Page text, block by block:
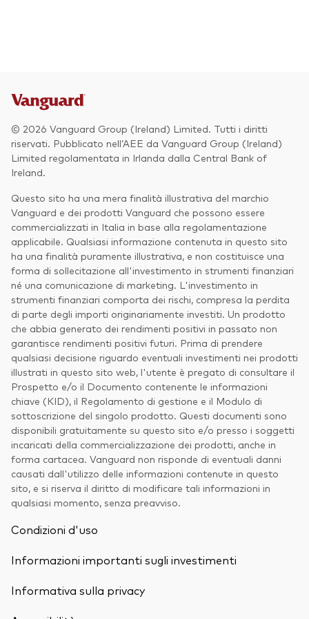
Attiva
Passiva
Documenti importanti
Investi con Vanguard
Prevenzione delle frodi
© 2026 Vanguard Group (Ireland) Limited. Tutti i diritti
riservati. Pubblicato nell’AEE da Vanguard Group (Ireland)
Limited regolamentata in Irlanda dalla Central Bank of
Ireland.
Questo sito ha una mera finalità illustrativa del marchio
Vanguard e dei prodotti Vanguard che possono essere
commercializzati in Italia in base alla regolamentazione
applicabile. Qualsiasi informazione contenuta in questo sito
ha una finalità puramente illustrativa, e non costituisce una
forma di sollecitazione all'investimento in strumenti finanziari
né una comunicazione di marketing. L'investimento in
strumenti finanziari comporta dei rischi, compresa la perdita
di parte degli importi originariamente investiti. Un prodotto
che abbia generato dei rendimenti positivi in passato non
garantisce rendimenti positivi futuri. Prima di prendere
qualsiasi decisione riguardo eventuali investimenti nei prodotti
illustrati in questo sito web, l'utente è pregato di consultare il
Prospetto e/o il Documento contenente le informazioni
chiave (KID), il Regolamento di gestione e il Modulo di
sottoscrizione del singolo prodotto. Questi documenti sono
disponibili gratuitamente su questo sito e/o presso i soggetti
incaricati della commercializzazione dei prodotti, anche in
forma cartacea. Vanguard non risponde di eventuali danni
causati dall'utilizzo delle informazioni contenute in questo
sito, e si riserva il diritto di modificare tali informazioni in
qualsiasi momento, senza preavviso.
Condizioni d'uso
Informazioni importanti sugli investimenti
Informativa sulla privacy